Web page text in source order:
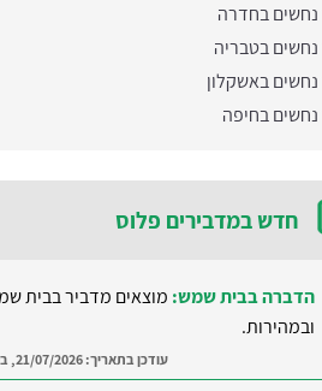
נחשים בחדרה
נחשים בטבריה
נחשים באשקלון
נחשים בחיפה
חדש במדבירים פלוס
הדברה בבית שמש: מוצאים מדביר בבית
ובמהירות.
עודכן בתאריך:21/07/2026, בשעה 12:58